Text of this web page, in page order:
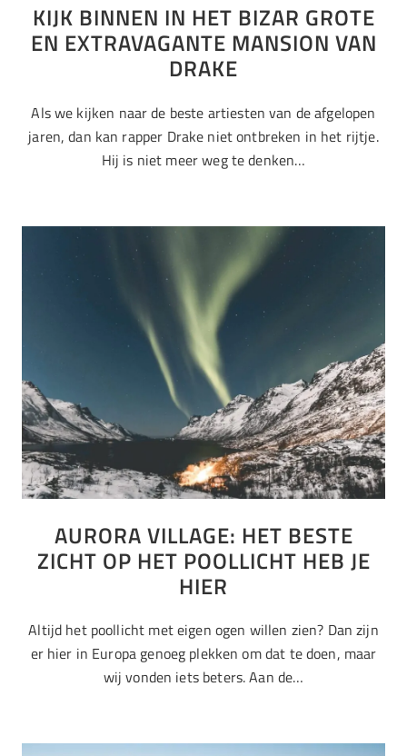
KIJK BINNEN IN HET BIZAR GROTE
EN EXTRAVAGANTE MANSION VAN
DRAKE
Als we kijken naar de beste artiesten van de afgelopen
jaren, dan kan rapper Drake niet ontbreken in het rijtje.
Hij is niet meer weg te denken…
AURORA VILLAGE: HET BESTE
ZICHT OP HET POOLLICHT HEB JE
HIER
Altijd het poollicht met eigen ogen willen zien? Dan zijn
er hier in Europa genoeg plekken om dat te doen, maar
wij vonden iets beters. Aan de…